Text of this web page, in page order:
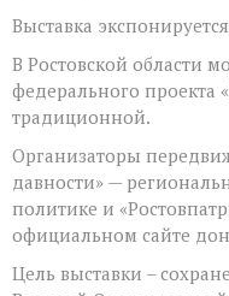
Выставка
В Ростовской области
федерального проекта
традиционной.
Организаторы
давности» —
политике и
официальном сайте
Цель выставки –